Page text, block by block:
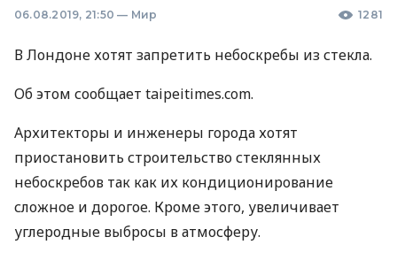
06.08.2019, 21:50 — Мир 1281
В Лондоне хотят запретить небоскребы из стекла.
Об этом сообщает taipeitimes.com.
Архитекторы и инженеры города хотят
приостановить строительство стеклянных
небоскребов так как их кондиционирование
сложное и дорогое. Кроме этого, увеличивает
углеродные выбросы в атмосферу.